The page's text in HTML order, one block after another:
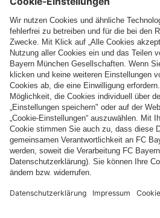
DAS KÖNNTE DICH
UNSERE MASKOTTCHEN
Berni,
Mia
und
Ben
ALLIANZ ARENA
FC
Bayern
KIDS
CLUB-
Zone
EVENTANMELDUNG
KIDS
CLUB-
Fußballcamps
MYFCBAYERN
Entdecke
deinen
persönlichen
Fanbereich